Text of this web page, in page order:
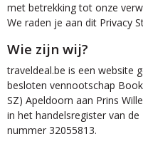
met betrekking tot onze
We raden je aan dit Privacy
Wie zijn wij?
traveldeal.be is een website
besloten vennootschap
SZ) Apeldoorn aan Prins
in het handelsregister van
nummer 32055813.